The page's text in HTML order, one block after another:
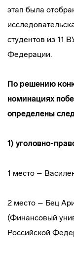
этап была
студентов из 11
Федерации.
По решению
номинациях
определены
1) уголовно-
1 место –
2 место – Бец
(Финансовый
Российской